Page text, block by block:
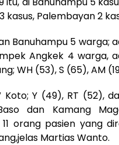
kasus, Palembayan 2
Banuhampu 5 warga;
Angkek 4 warga,
WH (53), S (65), AM
Koto; Y (49), RT (52),
dan Kamang
11 orang pasien yang
Martias Wanto.